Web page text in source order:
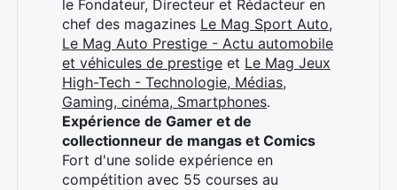
le Fondateur, Directeur et Rédacteur en
chef des magazines Le Mag Sport Auto,
Le Mag Auto Prestige - Actu automobile
et véhicules de prestige et Le Mag Jeux
High-Tech - Technologie, Médias,
Gaming, cinéma, Smartphones.
Expérience de Gamer et de
collectionneur de mangas et Comics
Fort d'une solide expérience en
compétition avec 55 courses au